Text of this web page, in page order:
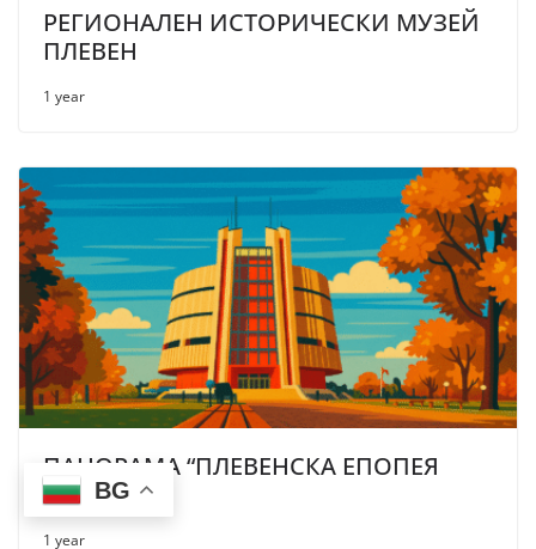
РЕГИОНАЛЕН ИСТОРИЧЕСКИ МУЗЕЙ
ПЛЕВЕН
1 year
ПАНОРАМА “ПЛЕВЕНСКА ЕПОПЕЯ
1877 г.”
1 year
BG